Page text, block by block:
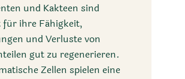
und Kakteen sind
für ihre Fähigkeit,
und Verluste von
gut zu regenerieren.
Zellen spielen eine